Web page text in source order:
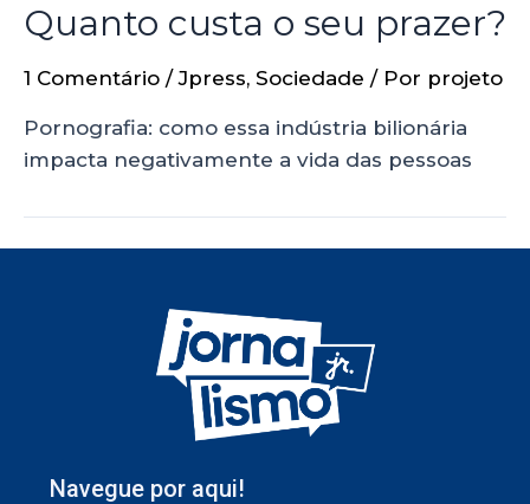
Quanto custa o seu prazer?
1 Comentário /Jpress, Sociedade / Por projeto
Pornografia: como essa indústria bilionária
impacta negativamente a vida das pessoas
Navegue por aqui!